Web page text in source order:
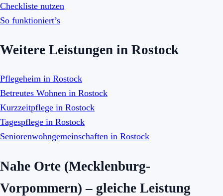
Checkliste nutzen
So funktioniert’s
Weitere Leistungen in Rostock
Pflegeheim in Rostock
Betreutes Wohnen in Rostock
Kurzzeitpflege in Rostock
Tagespflege in Rostock
Seniorenwohngemeinschaften in Rostock
Nahe Orte (Mecklenburg-
Vorpommern) – gleiche Leistung